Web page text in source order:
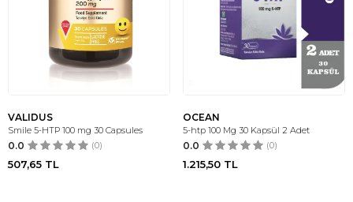
VALIDUS
Smile 5-HTP 100 mg 30 Capsules
0.0 (0)
507,65 TL
OCEAN
5-htp 100 Mg 30 Kapsül 2 Adet
0.0 (0)
1.215,50 TL